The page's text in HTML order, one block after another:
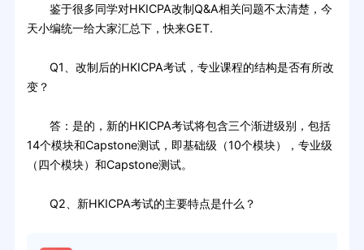
鉴于很多同学对HKICPA改制Q&A相关问题不太清楚，今
天小编统一给大家汇总下，快来GET.
Q1、改制后的HKICPA考试，专业课程的结构是否有所改
变？
答：是的，新的HKICPA考试将包含三个渐进级别，包括
14个模块和Capstone测试，即基础级（10个模块），专业级
（四个模块）和Capstone测试。
Q2、新HKICPA考试的主要特点是什么？